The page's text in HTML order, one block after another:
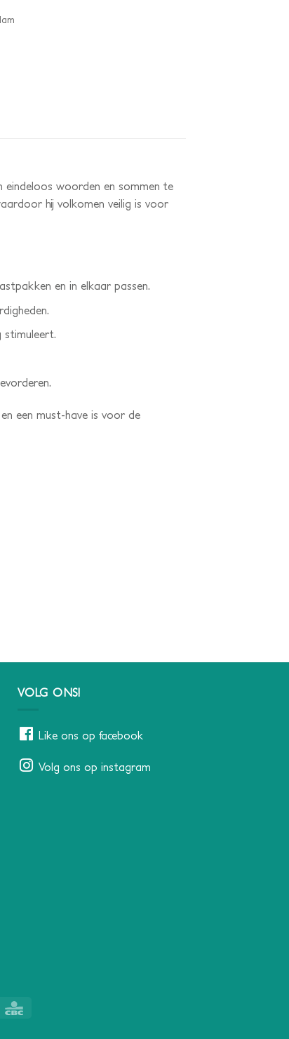
eindeloos woorden en sommen te
hij volkomen veilig is voor
en in elkaar passen.
stimuleert.
een must-have is voor de
VOLG ONS!
Like ons op facebook
Volg ons op instagram